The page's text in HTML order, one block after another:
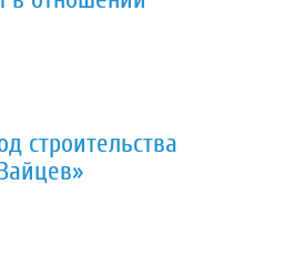
строительства